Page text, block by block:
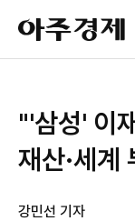
아
주
경
"'삼성' 이
재산·세계
강민선 기자